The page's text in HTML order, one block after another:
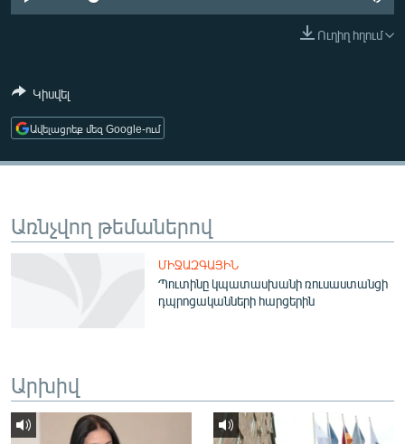
ՄԻՋԱԶԳԱՅԻՆ
ՄԵԿՆԱԲԱՆՈՒԹՅՈՒՆ
ՏՏ ԵՒ ԻՆՏԵՐՆԵՏ
ՏԵՍԱՆՅՈՒԹԵՐ
ՁԳՏԵԼՈՎ ԼԱՎԱԳՈՒՅՆԻՆ
Հայերեն
English
Ուղիղ հղում
Կիսվել
Ավելացրեք մեզ Google-ում
Առնչվող թեմաներով
ՄԻՋԱԶԳԱՅԻՆ
Պուտինը կպատասխանի ռուսաստանցի
դպրոցականների հարցերին
Արխիվ